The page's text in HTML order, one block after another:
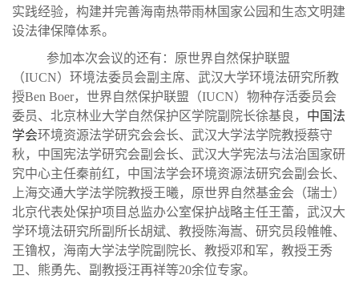
实践经验，构建并完善海南热带雨林国家公园和生态文明建
设法律保障体系。
参加本次会议的还有：原世界自然保护联盟
（IUCN）环境法委员会副主席、 武汉大学环境法研究所教
授Ben Boer， 世界自然保护联盟 （IUCN） 物种存活委员会
委员、 北京林业大学自然保护区学院副院长徐基良， 中国法
学会环境资源法学研究会会长、 武汉大学法学院教授蔡守
秋， 中国宪法学研究会副会长、武汉大学宪法与法治国家研
究中心主任秦前红， 中国法学会环境资源法研究会副会长、
上海交通大学法学院教授王曦， 原世界自然基金会（瑞士）
北京代表处保护项目总监办公室保护战略主任王蕾， 武汉大
学环境法研究所副所长胡斌、教授陈海嵩、 研究员段帷帷、
王镥权 ，海南大学法学院副院长、教授邓和军， 教授王秀
卫、熊勇先、副教授汪再祥等20余位专家。